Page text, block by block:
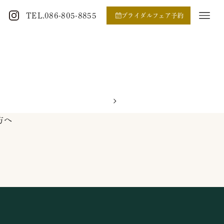
TEL.086-805-8855 ブライダルフェア予約
へ